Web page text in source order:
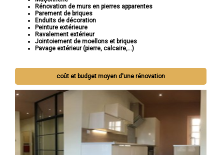
Rénovation de murs en pierres apparentes
Parement de briques
Enduits de décoration
Peinture extérieure
Ravalement extérieur
Jointoiement de moellons et briques
Pavage extérieur (pierre, calcaire,...)
coût et budget moyen d'une rénovation